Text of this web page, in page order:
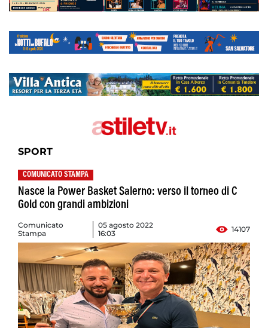
SPORT
COMUNICATO STAMPA
Nasce la Power Basket Salerno: verso il torneo di C
Gold con grandi ambizioni
Comunicato
Stampa
05 agosto 2022
16:03
14107